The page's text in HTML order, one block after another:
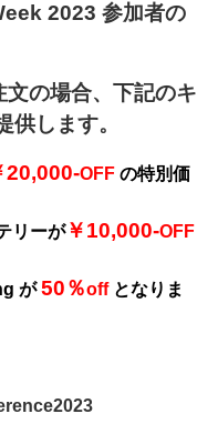
2023 参加者の
の場合、下記のキ
供します。
20,000-OFF の特別価
リーが￥10,000-OFF
が50％offとなりま